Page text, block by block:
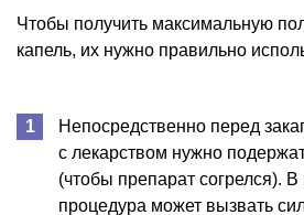
Чтобы получить максимальную
капель, их нужно правильно
Непосредственно перед
с лекарством нужно
(чтобы препарат согрелся).
процедура может вызвать